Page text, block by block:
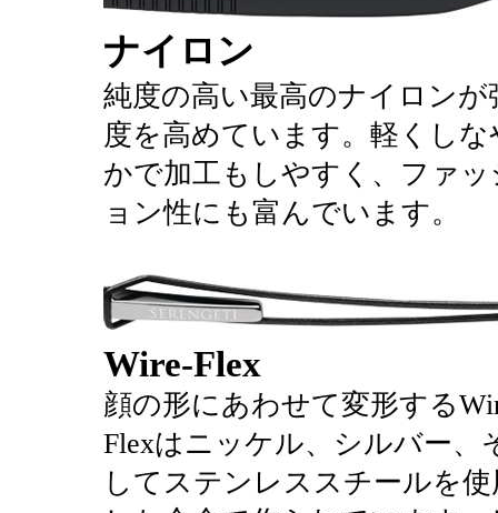
ナイロン
純度の高い最高のナイロンが
度を高めています。軽くしな
かで加工もしやすく、ファッ
ョン性にも富んでいます。
Wire-Flex
顔の形にあわせて変形する
Flexはニッケル、シルバー、
してステンレススチールを使